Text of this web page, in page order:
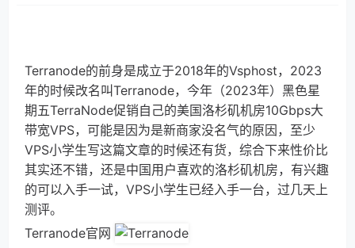
Terranode的前身是成立于2018年的Vsphost，2023
年的时候改名叫Terranode，今年（2023年）黑色星
期五TerraNode促销自己的美国洛杉矶机房10Gbps大
带宽VPS，可能是因为是新商家没名气的原因，至少
VPS小学生写这篇文章的时候还有货，综合下来性价比
其实还不错，还是中国用户喜欢的洛杉矶机房，有兴趣
的可以入手一试，VPS小学生已经入手一台，过几天上
测评。
Terranode官网